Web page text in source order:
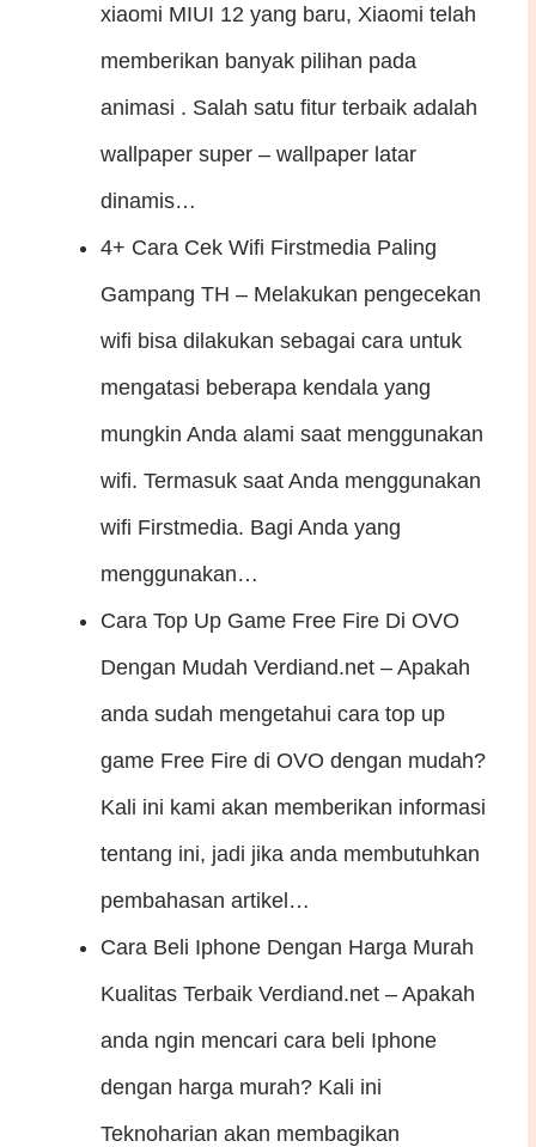
xiaomi MIUI 12 yang baru, Xiaomi telah
memberikan banyak pilihan pada
animasi . Salah satu fitur terbaik adalah
wallpaper super – wallpaper latar
dinamis…
4+ Cara Cek Wifi Firstmedia Paling
Gampang TH – Melakukan pengecekan
wifi bisa dilakukan sebagai cara untuk
mengatasi beberapa kendala yang
mungkin Anda alami saat menggunakan
wifi. Termasuk saat Anda menggunakan
wifi Firstmedia. Bagi Anda yang
menggunakan…
Cara Top Up Game Free Fire Di OVO
Dengan Mudah Verdiand.net – Apakah
anda sudah mengetahui cara top up
game Free Fire di OVO dengan mudah?
Kali ini kami akan memberikan informasi
tentang ini, jadi jika anda membutuhkan
pembahasan artikel…
Cara Beli Iphone Dengan Harga Murah
Kualitas Terbaik Verdiand.net – Apakah
anda ngin mencari cara beli Iphone
dengan harga murah? Kali ini
Teknoharian akan membagikan